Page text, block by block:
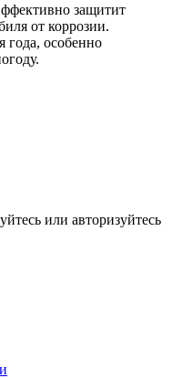
защитит
от коррозии.
года, особенно
или авторизуйтесь